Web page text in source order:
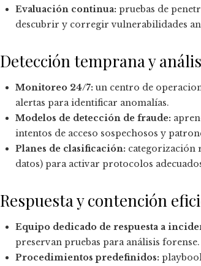
Evaluación continua: pruebas de
descubrir y corregir vulnerabilidades
Detección temprana y
Monitoreo 24/7: un centro de
alertas para identificar anomalías.
Modelos de detección de fraude:
intentos de acceso sospechosos y
Planes de clasificación: categorización
datos) para activar protocolos
Respuesta y contención
Equipo dedicado de respuesta a
preservan pruebas para análisis forense.
Procedimientos predefinidos: